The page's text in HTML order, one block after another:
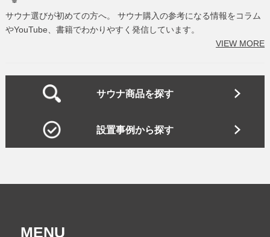
サウナ選びが初めての方へ。 サウナ購入の参考になる情報をコラム
やYouTube、書籍でわかりやすく発信しています。
VIEW MORE
サウナ商品を探す
設置事例から探す
MENU